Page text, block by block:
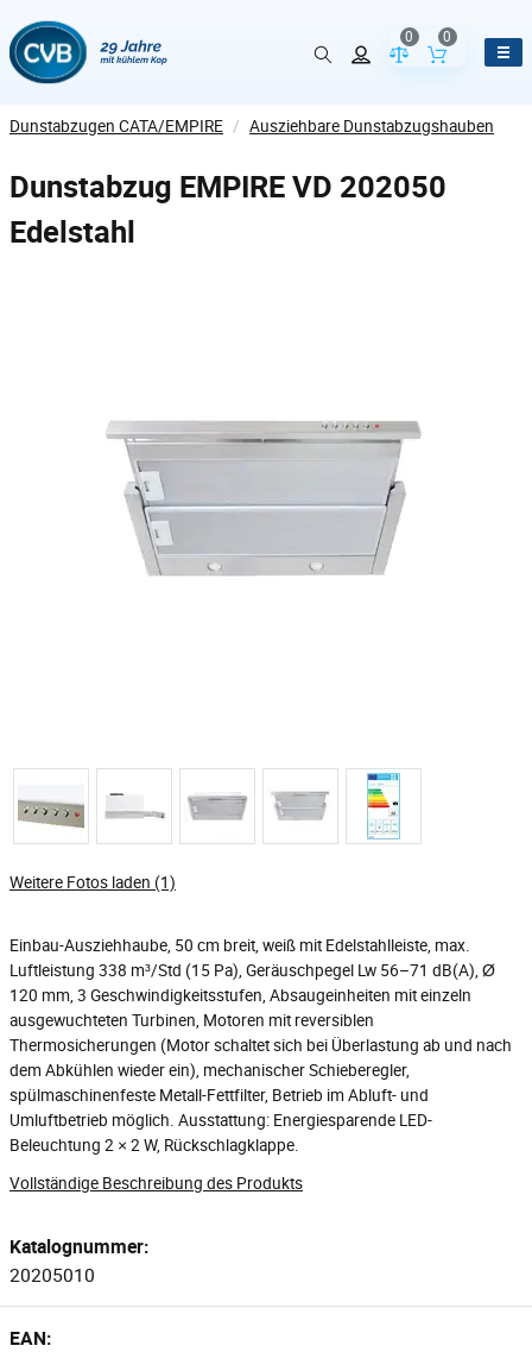
Vergleich der
0
Inhalt des
0
Dunstabzugen CATA/EMPIRE / Ausziehbare Dunstabzugshauben
Dunstabzug EMPIRE VD 202050
Edelstahl
Weitere Fotos laden (1)
Einbau-Ausziehhaube, 50 cm breit, weiß mit Edelstahlleiste, max.
Luftleistung 338 m³/Std (15 Pa), Geräuschpegel Lw 56–71 dB(A), Ø
120 mm, 3 Geschwindigkeitsstufen, Absaugeinheiten mit einzeln
ausgewuchteten Turbinen, Motoren mit reversiblen
Thermosicherungen (Motor schaltet sich bei Überlastung ab und nach
dem Abkühlen wieder ein), mechanischer Schieberegler,
spülmaschinenfeste Metall-Fettfilter, Betrieb im Abluft- und
Umluftbetrieb möglich. Ausstattung: Energiesparende LED-
Beleuchtung 2 × 2 W, Rückschlagklappe.
Vollständige Beschreibung des Produkts
Katalognummer:
20205010
EAN: